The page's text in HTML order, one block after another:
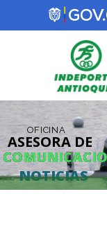
OFICINA
NOTICIAS
ASESORA DE